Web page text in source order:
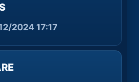
2024 17:17